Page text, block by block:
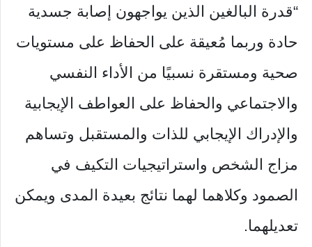
“قدرة البالغين الذين يواجهون إصابة جسدية
حادة وربما مُعيقة على الحفاظ على مستويات
صحية ومستقرة نسبيًا من الأداء النفسي
والاجتماعي والحفاظ على العواطف الإيجابية
والإدراك الإيجابي للذات والمستقبل وتساهم
مزاج الشخص واستراتيجيات التكيف في
الصمود وكلاهما لهما نتائج بعيدة المدى ويمكن
تعديلهما.